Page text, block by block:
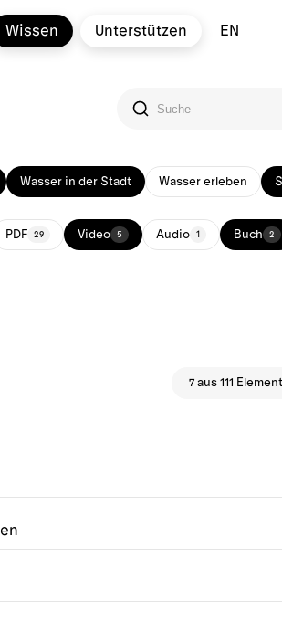
Wissen Unterstützen EN
Wasser in der Stadt Wasser erleben
PDF 29 Video 5 Audio 1 Buch 2
7 aus 111